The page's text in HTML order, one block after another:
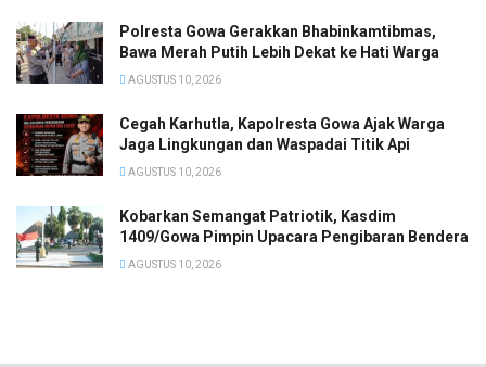
Polresta Gowa Gerakkan Bhabinkamtibmas,
Bawa Merah Putih Lebih Dekat ke Hati Warga
AGUSTUS 10, 2026
Cegah Karhutla, Kapolresta Gowa Ajak Warga
Jaga Lingkungan dan Waspadai Titik Api
AGUSTUS 10, 2026
Kobarkan Semangat Patriotik, Kasdim
1409/Gowa Pimpin Upacara Pengibaran Bendera
AGUSTUS 10, 2026